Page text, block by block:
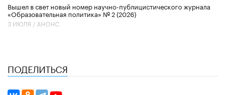
Вышел в свет новый номер научно-публицистического журнала
«Образовательная политика» № 2 (2026)
3 ИЮЛЯ / АНОНС
ПОДЕЛИТЬСЯ